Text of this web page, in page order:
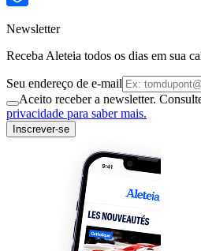
Newsletter
Receba Aleteia todos os dias em sua
Seu endereço de e-mail
Aceito receber a newsletter.
privacidade para saber mais.
Inscrever-se